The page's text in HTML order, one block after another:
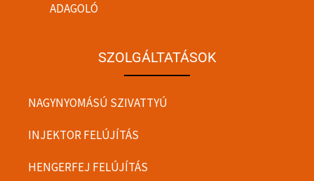
ADAGOLÓ
SZOLGÁLTATÁSOK
NAGYNYOMÁSÚ SZIVATTYÚ
INJEKTOR FELÚJÍTÁS
HENGERFEJ FELÚJÍTÁS